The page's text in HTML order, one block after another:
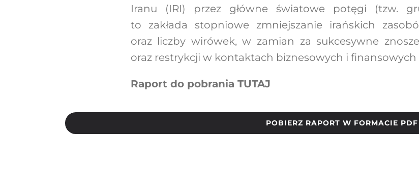
Iranu (IRI) przez główne światowe potęgi (tzw.
to zakłada stopniowe zmniejszanie irańskich
oraz liczby wirówek, w zamian za sukcesywne
oraz restrykcji w kontaktach biznesowych i finansowych
Raport do pobrania TUTAJ
POBIERZ RAPORT W FORMACIE PDF